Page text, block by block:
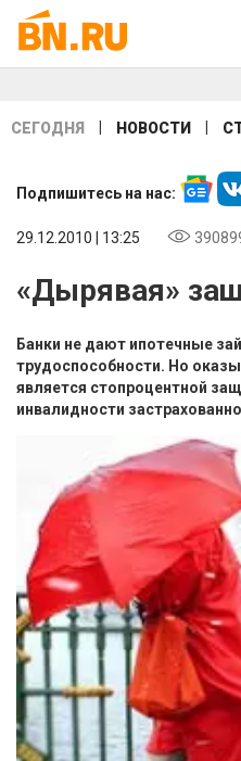
СЕГОДНЯ НОВОСТИ
Подпишитесь на нас:
29.12.2010 | 13:25
«Дырявая»
Банки не дают ипотечные
трудоспособности. Но
является стопроцентной
инвалидности